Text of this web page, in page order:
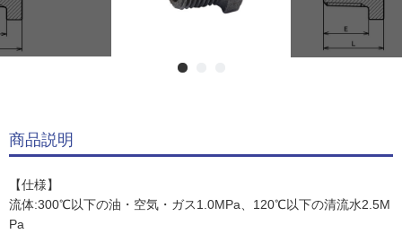
商品説明
【仕様】
流体:300℃以下の油・空気・ガス1.0MPa、120℃以下の清流水2.5M
Pa